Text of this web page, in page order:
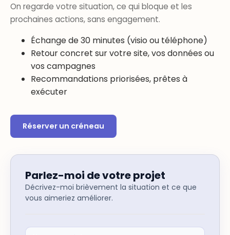
On regarde votre situation, ce qui bloque et les
prochaines actions, sans engagement.
Échange de 30 minutes (visio ou téléphone)
Retour concret sur votre site, vos données ou
vos campagnes
Recommandations priorisées, prêtes à
exécuter
Réserver un créneau
Parlez-moi de votre projet
Décrivez-moi brièvement la situation et ce que
vous aimeriez améliorer.
NOM COMPLET